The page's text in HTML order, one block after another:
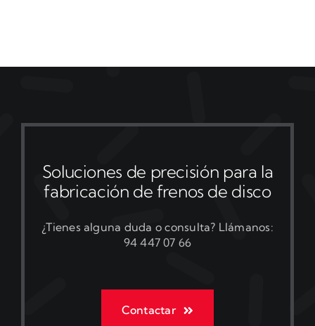
Soluciones de precisión para la
fabricación de frenos de disco
¿Tienes alguna duda o consulta? Llámanos:
94 447 07 66
Contactar